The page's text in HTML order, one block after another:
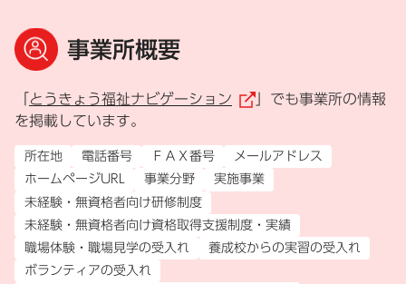
事業所概要
とうきょう福祉ナビゲーション （外部リンク）
」でも事業所の情報
を掲載しています。
所在地 電話番号 ＦＡＸ番号
メールアドレス
ホームページURL
事業分野
実施事業
未経験・無資格者向け研修制度
未経験・無資格者向け資格取得支援制度・実績
職場体験・職場見学の受入れ
養成校からの実習の受入れ
ボランティアの受入れ